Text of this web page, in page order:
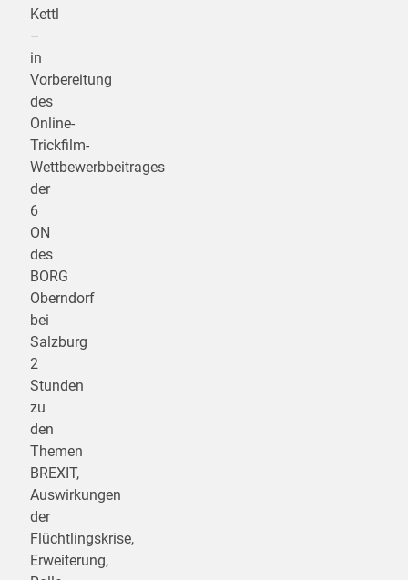
Kettl
–
in
Vorbereitung
des
Online-
Trickfilm-
Wettbewerbbeitrages
der
6
ON
des
BORG
Oberndorf
bei
Salzburg
2
Stunden
zu
den
Themen
BREXIT,
Auswirkungen
der
Flüchtlingskrise,
Erweiterung,